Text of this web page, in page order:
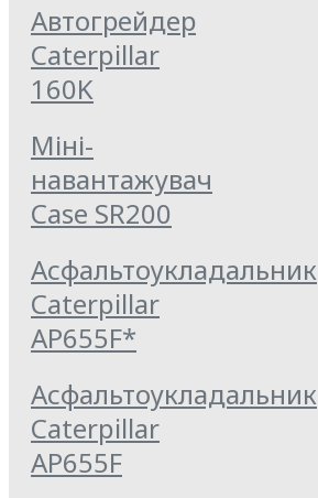
Автогрейдер
Caterpillar
160K
Міні-
навантажувач
Case SR200
Асфальтоукладальник
Caterpillar
AP655F*
Асфальтоукладальник
Caterpillar
AP655F